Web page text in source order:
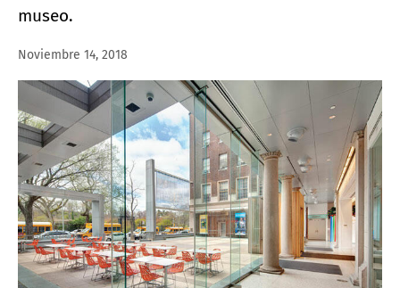
museo.
Noviembre 14, 2018